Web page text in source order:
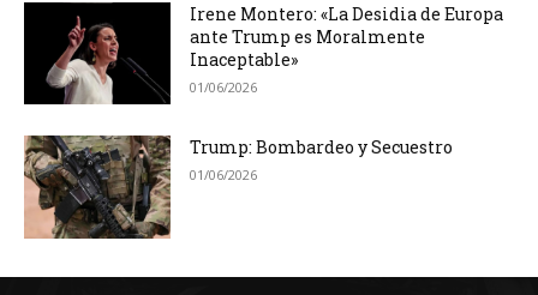
Irene Montero: «La Desidia de Europa
ante Trump es Moralmente
Inaceptable»
01/06/2026
Trump: Bombardeo y Secuestro
01/06/2026